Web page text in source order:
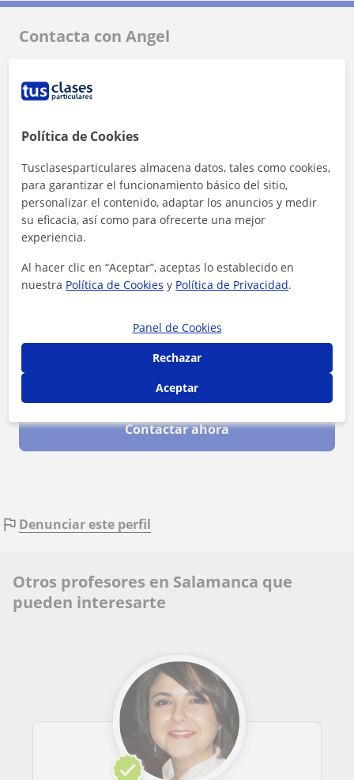
Contacta con Angel
Tarifa
aviso legaly de
Contactar ahora
Denunciar este perfil
Otros profesores en Salamanca que
pueden interesarte
Política de Cookies
Tusclasesparticulares almacena datos, tales como cookies,
para garantizar el funcionamiento básico del sitio,
personalizar el contenido, adaptar los anuncios y medir
su eficacia, así como para ofrecerte una mejor
experiencia.
Al hacer clic en “Aceptar”, aceptas lo establecido en
nuestra Política de Cookies y Política de Privacidad.
Panel de Cookies
Rechazar
Aceptar